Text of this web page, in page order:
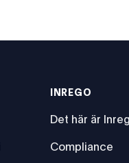
INREGO
Det här är
Compliance